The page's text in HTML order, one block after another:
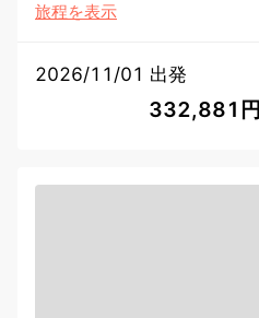
旅程を表示
2026/11/01 出発
332,881円